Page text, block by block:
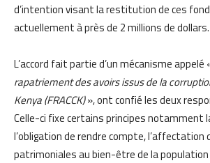
d’intention visant la restitution de ces
actuellement à près de 2 millions de dollars.
L’accord fait partie d’un mécanisme appelé
rapatriement des avoirs issus de la
Kenya (FRACCK)», ont confié les deux
Celle-ci fixe certains principes notamment
l’obligation de rendre compte, l’affectation
patrimoniales au bien-être de la